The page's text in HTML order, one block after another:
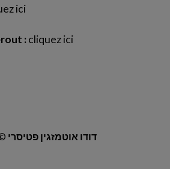
ici
:cliquez ici
דודו אוטמזגין פטיסרי